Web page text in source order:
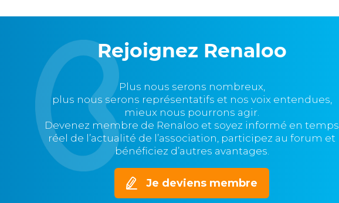
Rejoignez Renaloo
Plus nous serons nombreux,
plus nous serons représentatifs et nos voix entendues,
mieux nous pourrons agir.
Devenez membre de Renaloo et soyez informé en temps
réel de l’actualité de l’association, participez au forum et
bénéficiez d’autres avantages.
Je deviens membre